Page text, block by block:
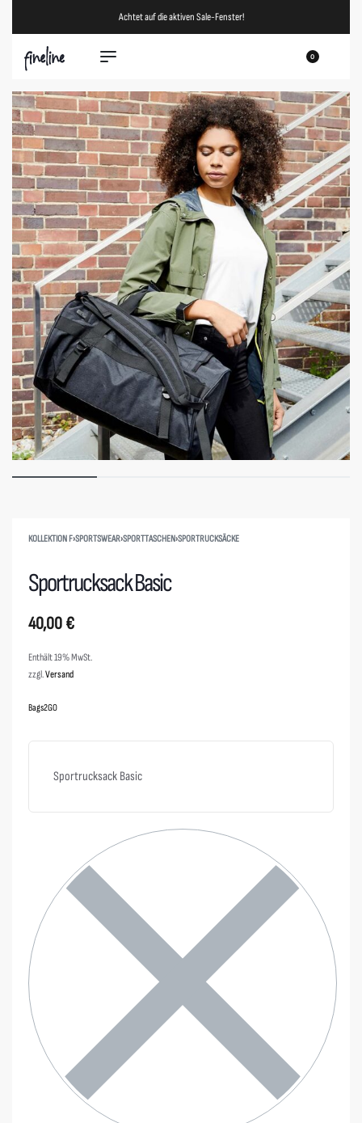
Achtet auf die aktiven Sale-Fenster!
0
KOLLEKTION F›SPORTSWEAR›SPORTTASCHEN›SPORTRUCKSÄCKE
Sportrucksack Basic
40,00€
Enthält 19% MwSt.
zzgl.Versand
Bags2GO
Sportrucksack Basic